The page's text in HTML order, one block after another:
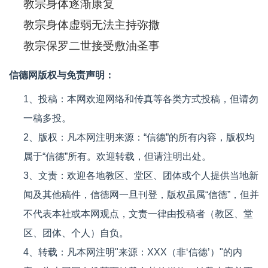
教宗身体逐渐康复
教宗身体虚弱无法主持弥撒
教宗保罗二世接受敷油圣事
信德网版权与免责声明：
1、投稿：本网欢迎网络和传真等各类方式投稿，但请勿
一稿多投。
2、版权：凡本网注明来源：“信德”的所有内容，版权均
属于“信德”所有。欢迎转载，但请注明出处。
3、文责：欢迎各地教区、堂区、团体或个人提供当地新
闻及其他稿件，信德网一旦刊登，版权虽属“信德”，但并
不代表本社或本网观点，文责一律由投稿者（教区、堂
区、团体、个人）自负。
4、转载：凡本网注明"来源：XXX（非‘信德’）"的内